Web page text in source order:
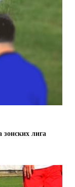
лига